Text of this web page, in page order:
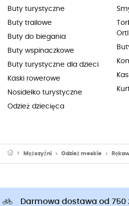
Buty turystyczne
Buty trailowe
Buty do biegania
Buty wspinaczkowe
Buty turystyczne dla dzieci
Kaski rowerowe
Nosidełko turystyczne
Odzież dziecięca
Mężczyźni Odzież meskie
Darmowa dostawa od 750